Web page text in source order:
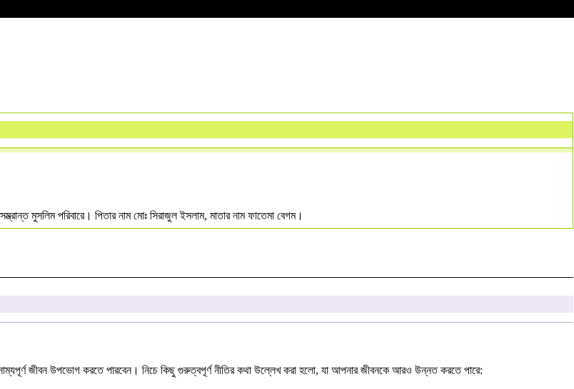
মুসলিম পরিবারে। পিতার নাম মোঃ সিরাজুল ইসলাম, মাতার নাম ফাতেমা বেগম।
জীবন উপভোগ করতে পারবেন। নিচে কিছু গুরুত্বপূর্ণ নীতির কথা উল্লেখ করা হলো, যা আপনার জীবনকে আরও উন্নত করতে পারে: